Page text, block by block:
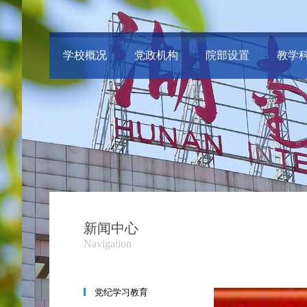
学校概况 党政机构 院部设置 教学
新闻中心
Navigation
党纪学习教育